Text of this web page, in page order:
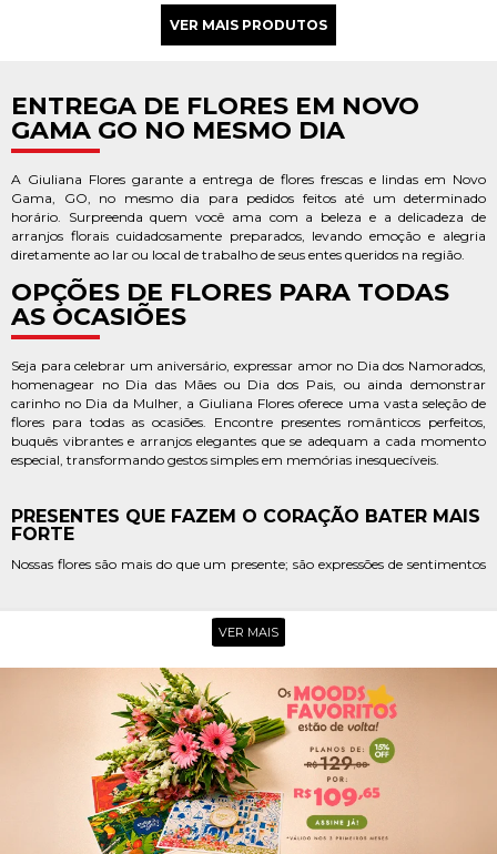
ENTREGA DE FLORES EM NOVO
GAMA GO NO MESMO DIA
A Giuliana Flores garante a entrega de flores frescas e lindas em Novo
Gama, GO, no mesmo dia para pedidos feitos até um determinado
horário. Surpreenda quem você ama com a beleza e a delicadeza de
arranjos florais cuidadosamente preparados, levando emoção e alegria
diretamente ao lar ou local de trabalho de seus entes queridos na região.
OPÇÕES DE FLORES PARA TODAS
AS OCASIÕES
Seja para celebrar um aniversário, expressar amor no Dia dos Namorados,
homenagear no Dia das Mães ou Dia dos Pais, ou ainda demonstrar
carinho no Dia da Mulher, a Giuliana Flores oferece uma vasta seleção de
flores para todas as ocasiões. Encontre presentes românticos perfeitos,
buquês vibrantes e arranjos elegantes que se adequam a cada momento
especial, transformando gestos simples em memórias inesquecíveis.
PRESENTES QUE FAZEM O CORAÇÃO BATER MAIS
FORTE
Nossas flores são mais do que um presente; são expressões de sentimentos
opção é pensada para tocar o coração e criar momentos de pura felicidade.
Escolha a Giuliana Flores para presentear com significado em Novo Gama.
OPÇÕES PARA CELEBRAR, AGRADECER E
A Giuliana Flores tem o buquê ideal para cada emoção. Celebre conquistas,
agradeça a um amigo querido ou acolha alguém que precisa de um gesto
de carinho com nossas flores. Nossa diversidade de arranjos e plantas
atende a todos os gostos e necessidades, garantindo que sua mensagem
seja transmitida com a beleza e a fragrância das melhores flores.
VER MAIS